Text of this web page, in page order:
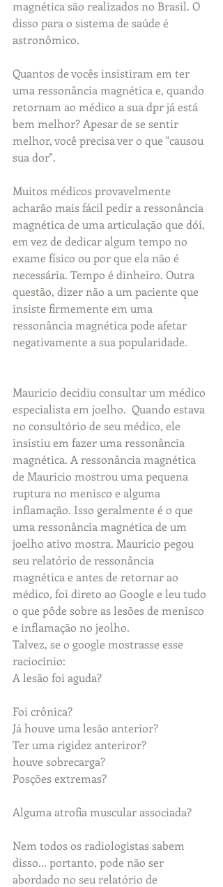
magnética são realizados no Brasil. O
disso para o sistema de saúde é
astronômico.
Quantos de vocês insistiram em ter
uma ressonância magnética e, quando
retornam ao médico a sua dpr já está
bem melhor? Apesar de se sentir
melhor, você precisa ver o que "causou
sua dor".
Muitos médicos provavelmente
acharão mais fácil pedir a ressonância
magnética de uma articulação que dói,
em vez de dedicar algum tempo no
exame físico ou por que ela não é
necessária. Tempo é dinheiro. Outra
questão, dizer não a um paciente que
insiste firmemente em uma
ressonância magnética pode afetar
negativamente a sua popularidade.
Mauricio decidiu consultar um médico
especialista em joelho.  Quando estava
no consultório de seu médico, ele
insistiu em fazer uma ressonância
magnética. A ressonância magnética
de Mauricio mostrou uma pequena
ruptura no menisco e alguma
inflamação. Isso geralmente é o que
uma ressonância magnética de um
joelho ativo mostra. Mauricio pegou
seu relatório de ressonância
magnética e antes de retornar ao
médico, foi direto ao Google e leu tudo
o que pôde sobre as lesões de menisco
e inflamação no jeolho.
Talvez, se o google mostrasse esse
raciocínio:
A lesão foi aguda?
Foi crônica?
Já houve uma lesão anterior?
Ter uma rigidez anteriror?
houve sobrecarga?
Posções extremas?
Alguma atrofia muscular associada?
Nem todos os radiologistas sabem
disso... portanto, pode não ser
abordado no seu relatório de